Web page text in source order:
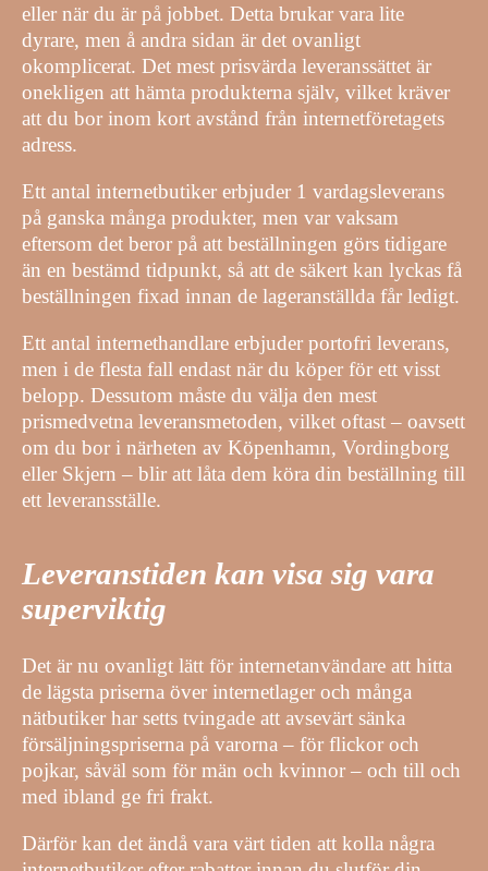
eller när du är på jobbet. Detta brukar vara lite
dyrare, men å andra sidan är det ovanligt
okomplicerat. Det mest prisvärda leveranssättet är
onekligen att hämta produkterna själv, vilket kräver
att du bor inom kort avstånd från internetföretagets
adress.
Ett antal internetbutiker erbjuder 1 vardagsleverans
på ganska många produkter, men var vaksam
eftersom det beror på att beställningen görs tidigare
än en bestämd tidpunkt, så att de säkert kan lyckas få
beställningen fixad innan de lageranställda får ledigt.
Ett antal internethandlare erbjuder portofri leverans,
men i de flesta fall endast när du köper för ett visst
belopp. Dessutom måste du välja den mest
prismedvetna leveransmetoden, vilket oftast – oavsett
om du bor i närheten av Köpenhamn, Vordingborg
eller Skjern – blir att låta dem köra din beställning till
ett leveransställe.
Leveranstiden kan visa sig vara
superviktig
Det är nu ovanligt lätt för internetanvändare att hitta
de lägsta priserna över internetlager och många
nätbutiker har setts tvingade att avsevärt sänka
försäljningspriserna på varorna – för flickor och
pojkar, såväl som för män och kvinnor – och till och
med ibland ge fri frakt.
Därför kan det ändå vara värt tiden att kolla några